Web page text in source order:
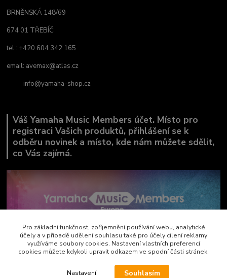
BRNĚNSKÁ 148/69
674 01 TŘEBÍČ
tel.: +420 604 342 165
email: avemax@atlas.cz
info@yamaha-shop.cz
Váš Yamaha Music Members účet. Místo pro
registraci Vašich produktů, přihlášení se k
odběru novinek a místo, kde nám můžete sdělit,
co Vás zajímá.
Pro základní funkčnost, zpříjemnění používání webu, analytické
účely a v případě udělení souhlasu také pro účely cílení reklamy
využíváme soubory cookies. Nastavení vlastních preferencí
cookies můžete kdykoli upravit odkazem ve spodní části stránek.
Nastavení Souhlasím